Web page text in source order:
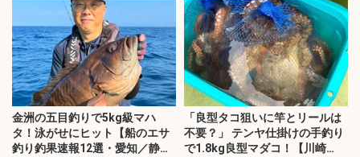
金洲の五目釣りで5kg級マハ
タ！泳がせにヒット【船のエサ
釣り釣果速報12選・愛知／静
「良型タコ狙いに竿とリールは
不要？」 テンヤ仕掛けの手釣り
で1.8kg良型マダコ！【川崎